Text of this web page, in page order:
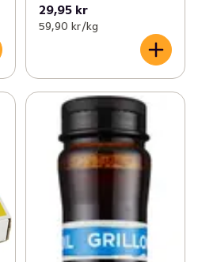
29,95 kr
59,90 kr /kg